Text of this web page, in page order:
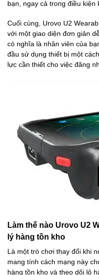
bạn, ngay cả trong điều kiện
Cuối cùng, Urovo U2
với một giao diện đơn giản
có nghĩa là nhân viên của
đầu sử dụng thiết bị một
lực cần thiết cho việc đăng
Làm thế nào Urovo U2
lý hàng tồn kho
Là một trò chơi thay đổi khi
mang tính cách mạng này
hàng tồn kho và theo dõi lô